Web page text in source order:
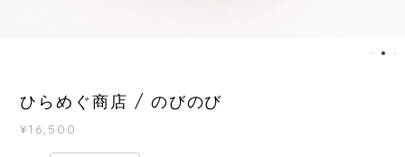
ひらめぐ商店 / のびのび
¥16,500